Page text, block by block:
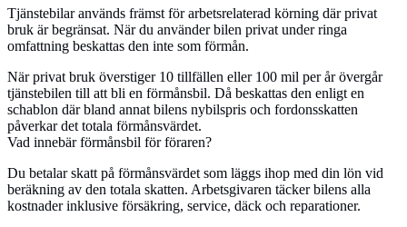
Tjänstebilar används främst för arbetsrelaterad körning där privat
bruk är begränsat. När du använder bilen privat under ringa
omfattning beskattas den inte som förmån.
När privat bruk överstiger 10 tillfällen eller 100 mil per år övergår
tjänstebilen till att bli en förmånsbil. Då beskattas den enligt en
schablon där bland annat bilens nybilspris och fordonsskatten
påverkar det totala förmånsvärdet.
Vad innebär förmånsbil för föraren?
Du betalar skatt på förmånsvärdet som läggs ihop med din lön vid
beräkning av den totala skatten. Arbetsgivaren täcker bilens alla
kostnader inklusive försäkring, service, däck och reparationer.